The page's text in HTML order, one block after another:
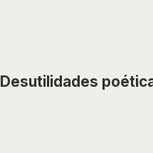
Desutilidades